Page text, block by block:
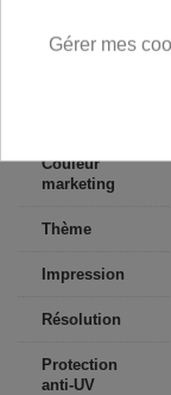
Collection
Couleur
marketing
Thème
Impression
Résolution
Protection
anti-UV
Gérer mes